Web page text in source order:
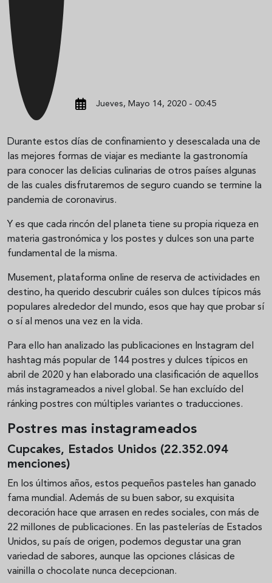
Jueves, Mayo 14, 2020 - 00:45
Durante estos días de confinamiento y desescalada una de
las mejores formas de viajar es mediante la gastronomía
para conocer las delicias culinarias de otros países algunas
de las cuales disfrutaremos de seguro cuando se termine la
pandemia de coronavirus.
Y es que cada rincón del planeta tiene su propia riqueza en
materia gastronómica y los postes y dulces son una parte
fundamental de la misma.
Musement, plataforma online de reserva de actividades en
destino, ha querido descubrir cuáles son dulces típicos más
populares alrededor del mundo, esos que hay que probar sí
o sí al menos una vez en la vida.
Para ello han analizado las publicaciones en Instagram del
hashtag más popular de 144 postres y dulces típicos en
abril de 2020 y han elaborado una clasificación de aquellos
más instagrameados a nivel global. Se han excluído del
ránking postres con múltiples variantes o traducciones.
Postres mas instagrameados
Cupcakes, Estados Unidos (22.352.094
menciones)
En los últimos años, estos pequeños pasteles han ganado
fama mundial. Además de su buen sabor, su exquisita
decoración hace que arrasen en redes sociales, con más de
22 millones de publicaciones. En las pastelerías de Estados
Unidos, su país de origen, podemos degustar una gran
variedad de sabores, aunque las opciones clásicas de
vainilla o chocolate nunca decepcionan.